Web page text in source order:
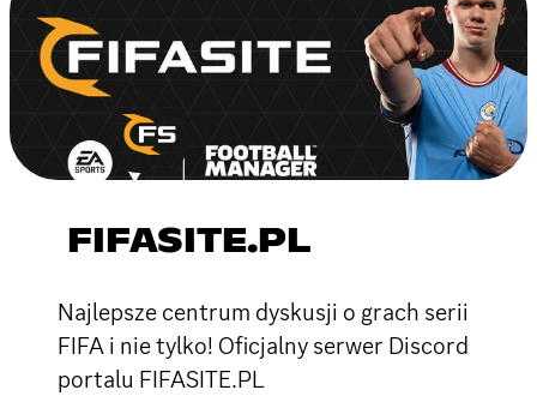
FIFASITE.PL
Najlepsze centrum dyskusji o grach serii
FIFA i nie tylko! Oficjalny serwer Discord
portalu FIFASITE.PL